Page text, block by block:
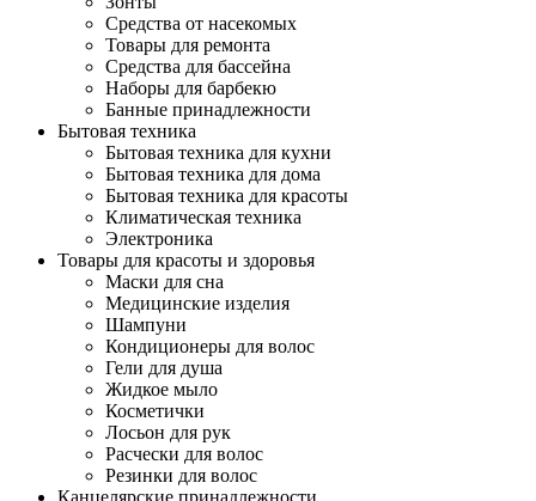
Средства от насекомых
Товары для ремонта
Средства для бассейна
Наборы для барбекю
Банные принадлежности
Бытовая техника
Бытовая техника для кухни
Бытовая техника для дома
Бытовая техника для красоты
Климатическая техника
Электроника
Товары для красоты и здоровья
Маски для сна
Медицинские изделия
Шампуни
Кондиционеры для волос
Гели для душа
Жидкое мыло
Косметички
Лосьон для рук
Расчески для волос
Резинки для волос
Канцелярские принадлежности